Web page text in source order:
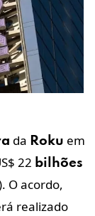
da Roku em
22 bilhões
O acordo,
realizado